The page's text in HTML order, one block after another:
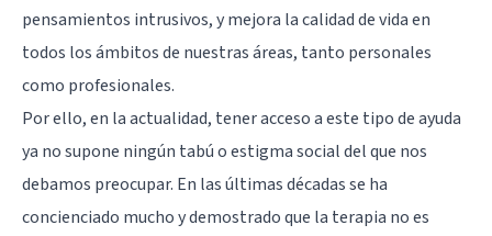
pensamientos intrusivos, y mejora la calidad de vida en
todos los ámbitos de nuestras áreas, tanto personales
como profesionales.
Por ello, en la actualidad, tener acceso a este tipo de ayuda
ya no supone ningún tabú o estigma social del que nos
debamos preocupar. En las últimas décadas se ha
concienciado mucho y demostrado que la terapia no es